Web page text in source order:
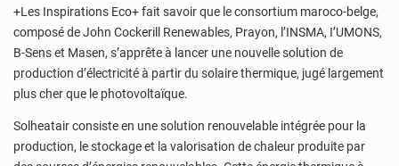
+Les Inspirations Eco+ fait savoir que le consortium maroco-belge,
composé de John Cockerill Renewables, Prayon, l’INSMA, I’UMONS,
B-Sens et Masen, s’apprête à lancer une nouvelle solution de
production d’électricité à partir du solaire thermique, jugé largement
plus cher que le photovoltaïque.
Solheatair consiste en une solution renouvelable intégrée pour la
production, le stockage et la valorisation de chaleur produite par